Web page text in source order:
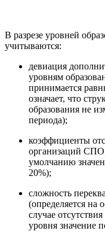
В разрезе уровней
учитываются:
девиация
уровням
принимается
означает, что
образования не
периода);
коэффициенты
организаций
умолчанию
20%);
сложность
(определяется на
случае
уровня значение